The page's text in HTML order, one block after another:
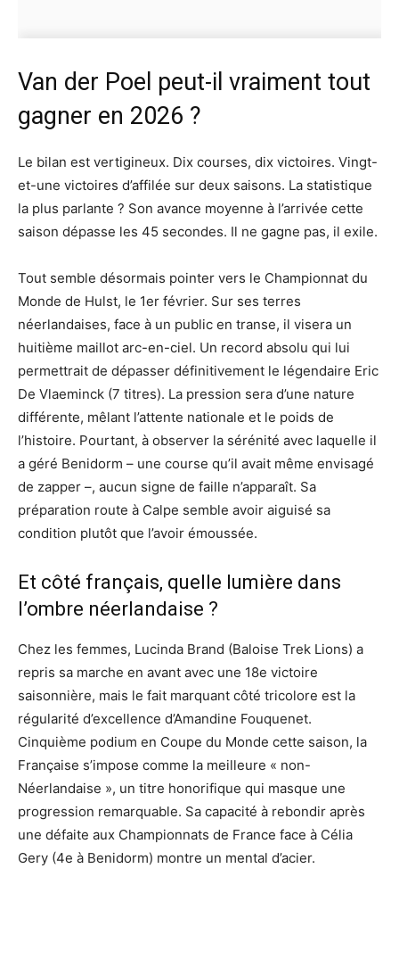
Van der Poel peut-il vraiment tout
gagner en 2026 ?
Le bilan est vertigineux. Dix courses, dix victoires. Vingt-
et-une victoires d’affilée sur deux saisons. La statistique
la plus parlante ? Son avance moyenne à l’arrivée cette
saison dépasse les 45 secondes. Il ne gagne pas, il exile.
Tout semble désormais pointer vers le Championnat du
Monde de Hulst, le 1er février. Sur ses terres
néerlandaises, face à un public en transe, il visera un
huitième maillot arc-en-ciel. Un record absolu qui lui
permettrait de dépasser définitivement le légendaire Eric
De Vlaeminck (7 titres). La pression sera d’une nature
différente, mêlant l’attente nationale et le poids de
l’histoire. Pourtant, à observer la sérénité avec laquelle il
a géré Benidorm – une course qu’il avait même envisagé
de zapper –, aucun signe de faille n’apparaît. Sa
préparation route à Calpe semble avoir aiguisé sa
condition plutôt que l’avoir émoussée.
Et côté français, quelle lumière dans
l’ombre néerlandaise ?
Chez les femmes, Lucinda Brand (Baloise Trek Lions) a
repris sa marche en avant avec une 18e victoire
saisonnière, mais le fait marquant côté tricolore est la
régularité d’excellence d’Amandine Fouquenet.
Cinquième podium en Coupe du Monde cette saison, la
Française s’impose comme la meilleure « non-
Néerlandaise », un titre honorifique qui masque une
progression remarquable. Sa capacité à rebondir après
une défaite aux Championnats de France face à Célia
Gery (4e à Benidorm) montre un mental d’acier.